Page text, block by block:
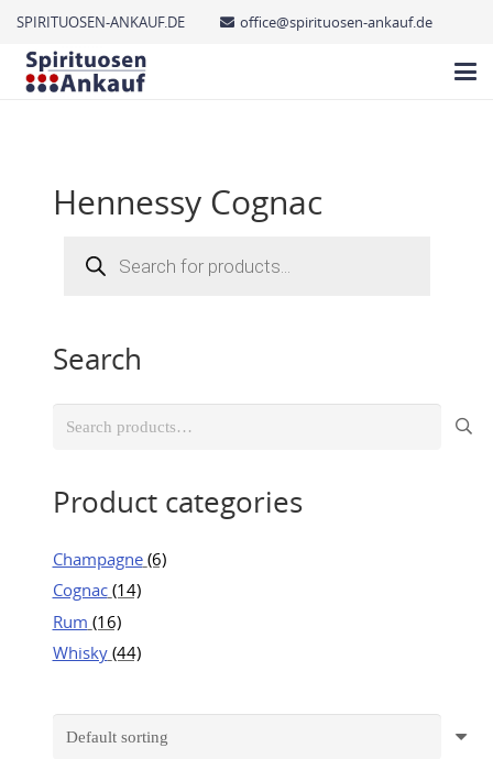
SPIRITUOSEN-ANKAUF.DE office@spirituosen-ankauf.de
Hennessy Cognac
search
Search
Search
Product categories
Champagne (6)
Cognac (14)
Rum (16)
Whisky (44)